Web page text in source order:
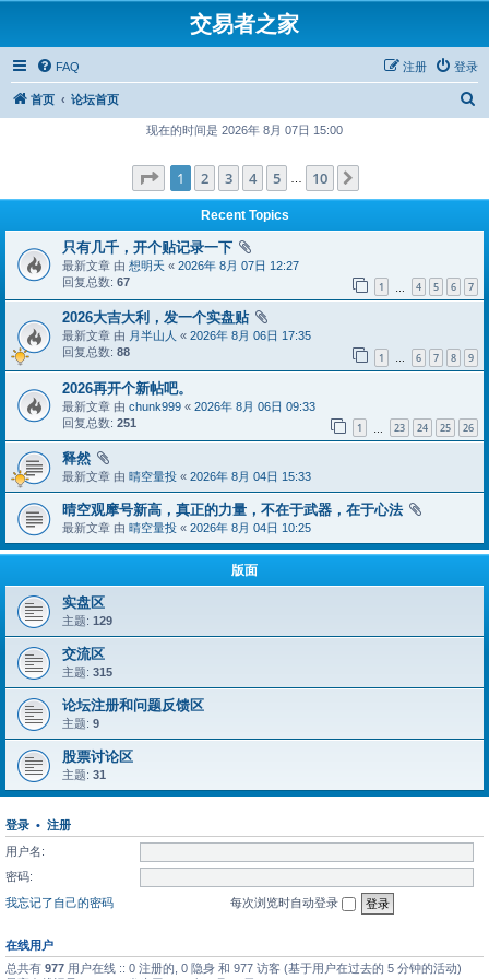
交易者之家
FAQ 登录
注册
首页 论坛首页
现在的时间是 2026年 8月 07日 15:00
分页：1 10
1 2 3 4 5 10
Recent Topics
只有几千，开个贴记录一下
最新文章 由 想明天 « 2026年 8月 07日 12:27
回复总数: 67 1 4 5 6 7
2026大吉大利，发一个实盘贴
最新文章 由 月半山人 « 2026年 8月 06日 17:35
回复总数: 88 1 … 6 7 8 9
2026再开个新帖吧。
最新文章 由 chunk999 « 2026年 8月 06日 09:33
回复总数: 251 1 23 24 25 26
释然
最新文章 由 晴空量投 « 2026年 8月 04日 15:33
晴空观摩号新高，真正的力量，不在于武器，在于心法
最新文章 由 晴空量投 « 2026年 8月 04日 10:25
版面
实盘区
主题: 129
交流区
主题: 315
论坛注册和问题反馈区
主题: 9
股票讨论区
主题: 31
登录 • 注册
用户名:
密码:
我忘记了自己的密码
每次浏览时自动登录
在线用户
总共有 977 用户在线 :: 0 注册的, 0 隐身 和 977 访客 (基于用户在过去的 5 分钟的活动)